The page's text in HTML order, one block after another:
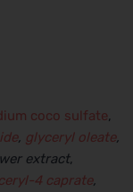
coco sulfate,
, glyceryl oleate,
extract,
4 caprate,